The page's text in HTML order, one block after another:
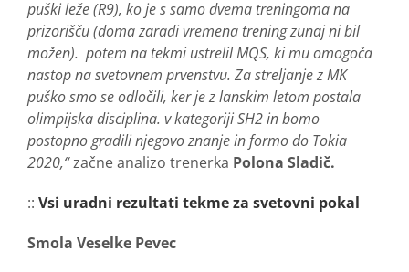
puški leže (R9), ko je s samo dvema treningoma na
prizorišču (doma zaradi vremena trening zunaj ni bil
možen). potem na tekmi ustrelil MQS, ki mu omogoča
nastop na svetovnem prvenstvu. Za streljanje z MK
puško smo se odločili, ker je z lanskim letom postala
olimpijska disciplina. v kategoriji SH2 in bomo
postopno gradili njegovo znanje in formo do Tokia
2020,“začne analizo trenerka Polona Sladič.
:: Vsi uradni rezultati tekme za svetovni pokal
Smola Veselke Pevec